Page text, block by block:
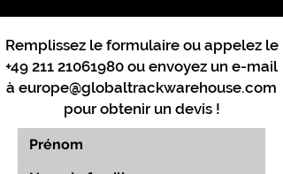
Remplissez le formulaire ou appelez le
+49 211 21061980 ou envoyez un e-mail
à europe@globaltrackwarehouse.com
pour obtenir un devis !